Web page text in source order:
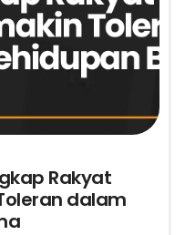
Rakyat
dalam